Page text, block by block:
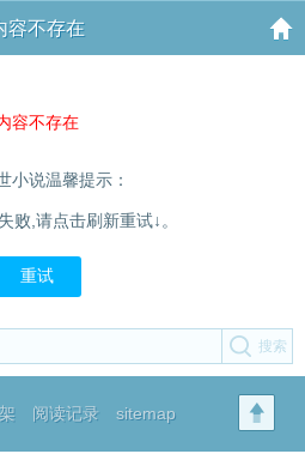
容不存在
容不存在
小说温馨提示：
败,请点击刷新重试↓。
重试
阅读记录 sitemap